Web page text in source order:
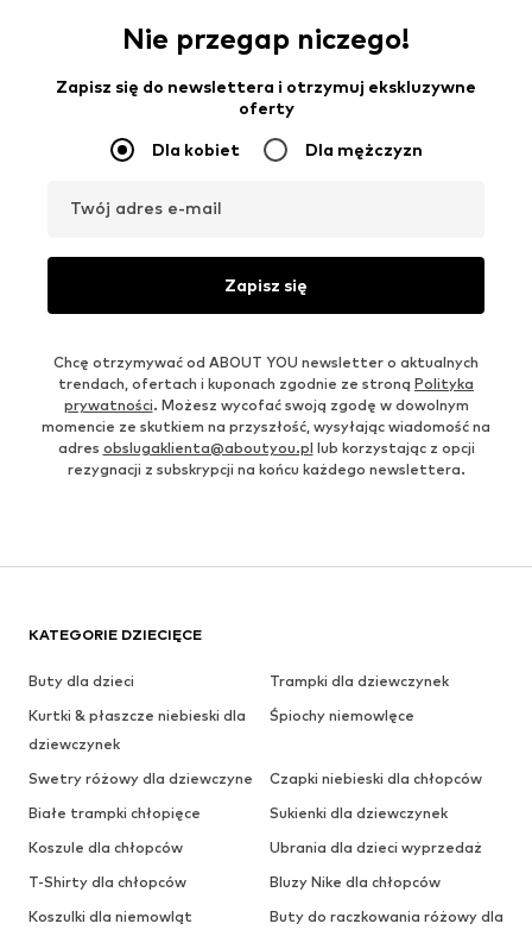
Nie przegap niczego!
Zapisz się do newslettera i otrzymuj ekskluzywne
oferty
Dla kobiet Dla mężczyzn
Twój adres e-mail
Zapisz się
Chcę otrzymywać od ABOUT YOU newsletter o aktualnych
trendach, ofertach i kuponach zgodnie ze stroną Polityka
prywatności. Możesz wycofać swoją zgodę w dowolnym
momencie ze skutkiem na przyszłość, wysyłając wiadomość na
adres obslugaklienta@aboutyou.pl lub korzystając z opcji
rezygnacji z subskrypcji na końcu każdego newslettera.
KATEGORIE DZIECIĘCE
Buty dla dzieci
Trampki dla dziewczynek
Kurtki & płaszcze niebieski dla
dziewczynek
Śpiochy niemowlęce
Swetry różowy dla dziewczyne
Czapki niebieski dla chłopców
Białe trampki chłopięce
Sukienki dla dziewczynek
Koszule dla chłopców
Ubrania dla dzieci wyprzedaż
T-Shirty dla chłopców
Bluzy Nike dla chłopców
Koszulki dla niemowląt
Buty do raczkowania różowy dla